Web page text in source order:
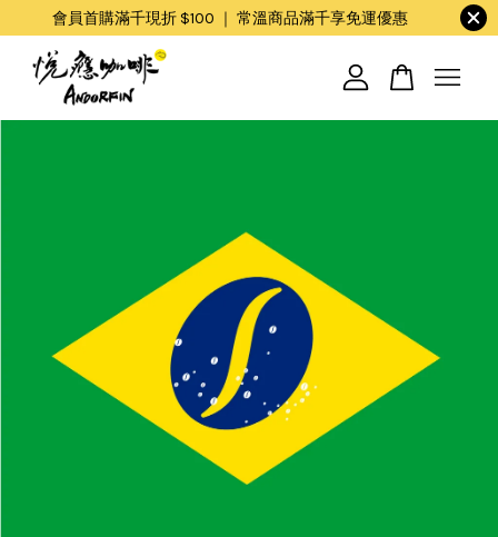
會員首購滿千現折 $100 ｜ 常溫商品滿千享免運優惠
您的購物車目前還是空的。